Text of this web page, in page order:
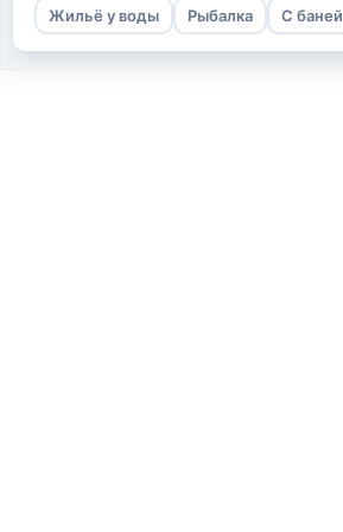
Жильё у воды Рыбалка С баней